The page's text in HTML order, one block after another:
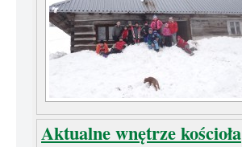
Aktualne wnętrze kościoła